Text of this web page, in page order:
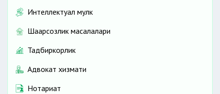
Интеллектуал мулк
Шаҳарсозлик масалалари
Тадбиркорлик
Адвокат хизмати
Нотариат